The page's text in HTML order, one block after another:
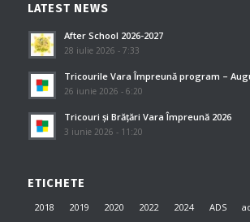
LATEST NEWS
After School 2026-2027
28 iulie 2026 - 7:33
Tricourile Vara Împreună program –
26 iunie 2026 - 6:20
Tricouri și Brățări Vara Împreună 2026
3 iunie 2026 - 11:20
ETICHETE
2018 2019 2020 2022 2024 ADS